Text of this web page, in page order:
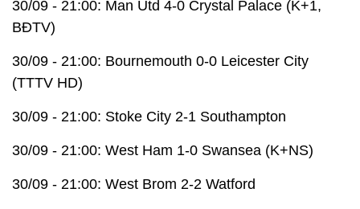
30/09 - 21:00: Man Utd 4-0 Crystal Palace (K+1,
BĐTV)
30/09 - 21:00: Bournemouth 0-0 Leicester City
(TTTV HD)
30/09 - 21:00: Stoke City 2-1 Southampton
30/09 - 21:00: West Ham 1-0 Swansea (K+NS)
30/09 - 21:00: West Brom 2-2 Watford